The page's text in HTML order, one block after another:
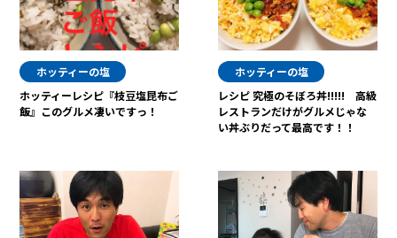
ホッティーの塩
ホッティーレシピ『枝豆塩昆布ご
飯』このグルメ凄いですっ！
ホッティーの塩
レシピ 究極のそぼろ丼!!!!! 高級
レストランだけがグルメじゃな
い丼ぶりだって最高です！！